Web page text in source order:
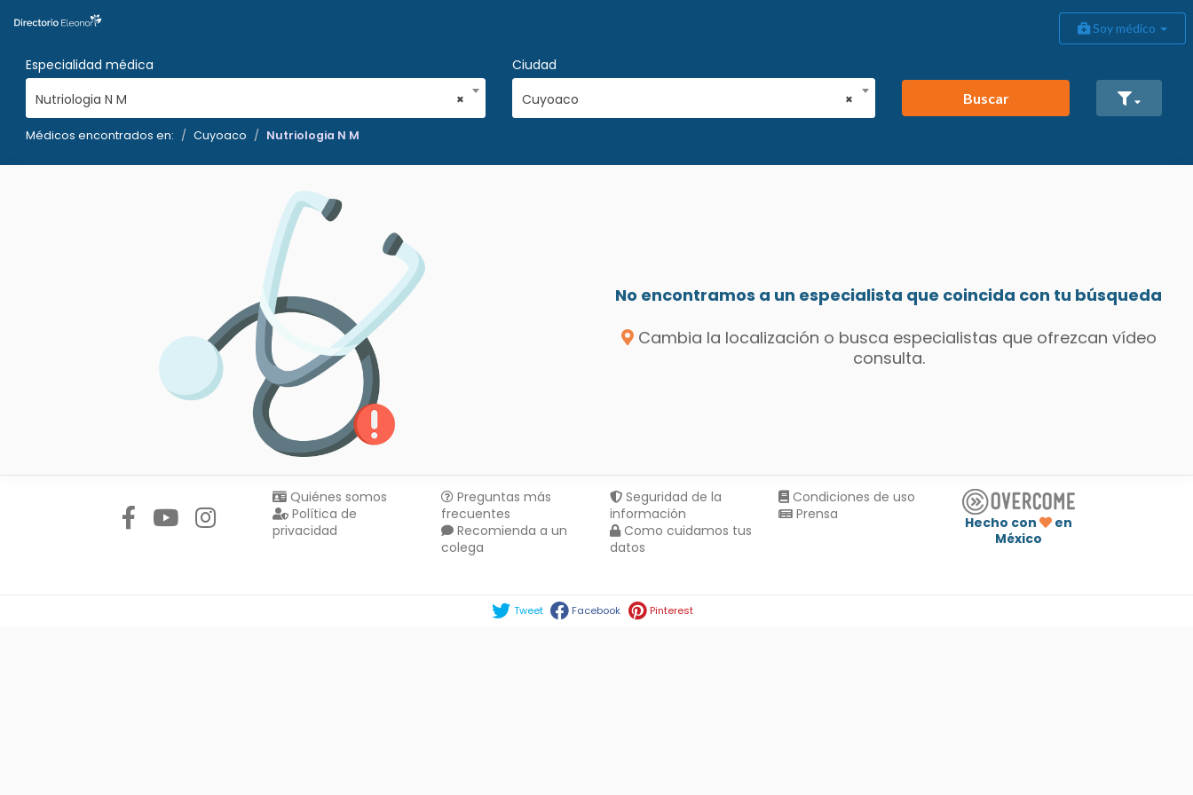
Soy médico
Especialidad médica
×
Nutriologia N M
Ciudad
×
Cuyoaco Buscar
Médicos encontrados en: Cuyoaco Nutriologia N M
No encontramos a un especialista que coincida con tu búsqueda
Cambia la localización o busca especialistas que ofrezcan vídeo
consulta.
Quiénes somos
Política de
privacidad
Preguntas más
frecuentes
Recomienda a un
colega
Seguridad de la
información
Como cuidamos tus
datos
Condiciones de uso
Prensa
Hecho con
en
México
Tweet Facebook Pinterest